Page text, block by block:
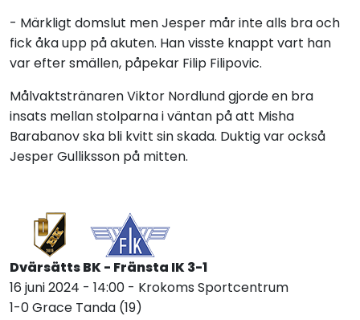
- Märkligt domslut men Jesper mår inte alls bra och
fick åka upp på akuten. Han visste knappt vart han
var efter smällen, påpekar Filip Filipovic.
Målvaktstränaren Viktor Nordlund gjorde en bra
insats mellan stolparna i väntan på att Misha
Barabanov ska bli kvitt sin skada. Duktig var också
Jesper Gulliksson på mitten.
Dvärsätts BK - Fränsta IK 3-1
16 juni 2024 - 14:00 - Krokoms Sportcentrum
1-0 Grace Tanda (19)